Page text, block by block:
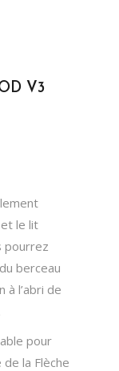
V3
et le lit
pourrez
berceau
à l’abri de
pour
de la Flèche